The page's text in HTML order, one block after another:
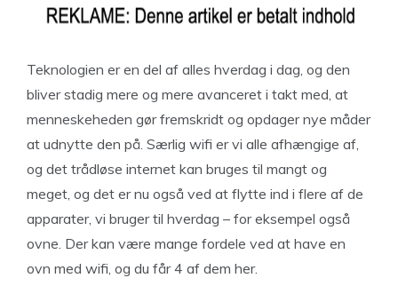
Teknologien er en del af alles hverdag i dag, og den
bliver stadig mere og mere avanceret i takt med, at
menneskeheden gør fremskridt og opdager nye måder
at udnytte den på. Særlig wifi er vi alle afhængige af,
og det trådløse internet kan bruges til mangt og
meget, og det er nu også ved at flytte ind i flere af de
apparater, vi bruger til hverdag – for eksempel også
ovne. Der kan være mange fordele ved at have en
ovn med wifi, og du får 4 af dem her.